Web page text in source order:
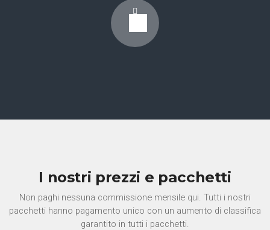
I nostri prezzi e pacchetti
Non paghi nessuna commissione mensile qui. Tutti i nostri
pacchetti hanno pagamento unico con un aumento di classifica
garantito in tutti i pacchetti.